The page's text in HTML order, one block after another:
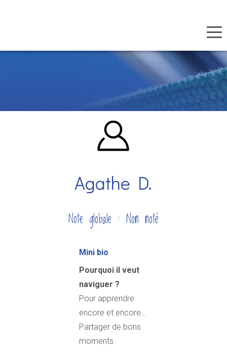
Agathe D.
Note globale : Non noté
Mini bio
Pourquoi il veut
naviguer ?
Pour apprendre
encore et encore...
Partager de bons
moments.